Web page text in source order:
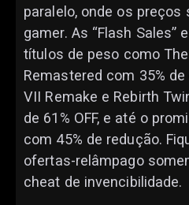
paralelo, onde os
gamer. As “Flash Sales”
títulos de peso como
Remastered com 35%
VII Remake e Rebirth
de 61% OFF, e até o
com 45% de redução.
ofertas-relâmpago
cheat de invencibilidade.